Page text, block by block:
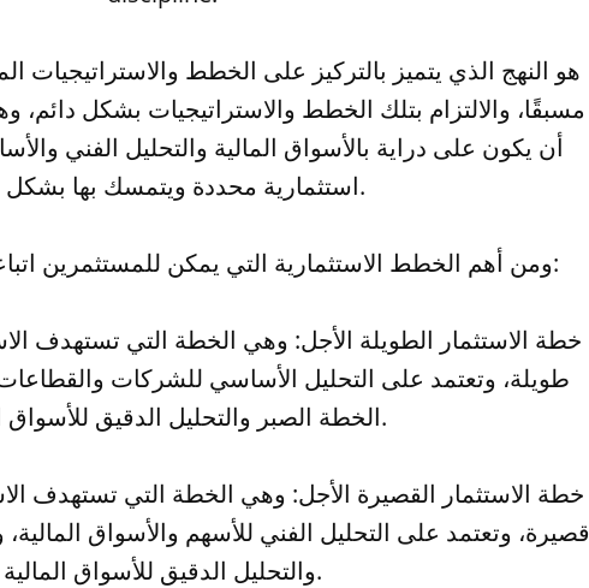
مسبقًا، والالتزام بتلك الخطط والاستراتيجيات بشكل
أن يكون على دراية بالأسواق المالية والتحليل الفني
استثمارية محددة ويتمسك بها بشكل دائم.
ومن أهم الخطط الاستثمارية التي يمكن للمستثمرين اتباعها في سوق الأسهم هي:
طويلة، وتعتمد على التحليل الأساسي للشركات
الخطة الصبر والتحليل الدقيق للأسواق المالية.
قصيرة، وتعتمد على التحليل الفني للأسهم والأسواق
والتحليل الدقيق للأسواق المالية.